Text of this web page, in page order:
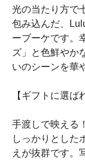
光の当たり方で
包み込んだ、
ーブーケです。
ズ」と色鮮やか
いのシーンを華
【ギフトに選ば
手渡しで映える
しっかりとした
えが抜群です。